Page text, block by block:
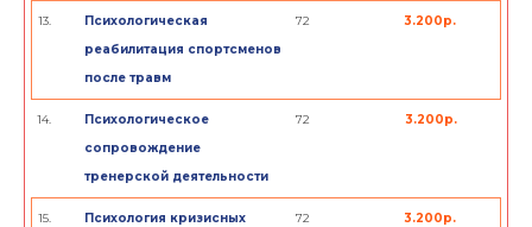
13.
Психологическая
реабилитация спортсменов
после травм
72 3.200р.
14.
Психологическое
сопровождение
тренерской деятельности
72 3.200р.
15.
Психология кризисных
72 3.200р.